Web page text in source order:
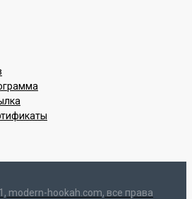
modern-hookah.com, все права